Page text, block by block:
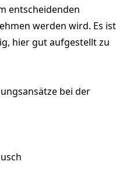
entscheidenden
werden wird. Es ist
hier gut aufgestellt zu
bei der